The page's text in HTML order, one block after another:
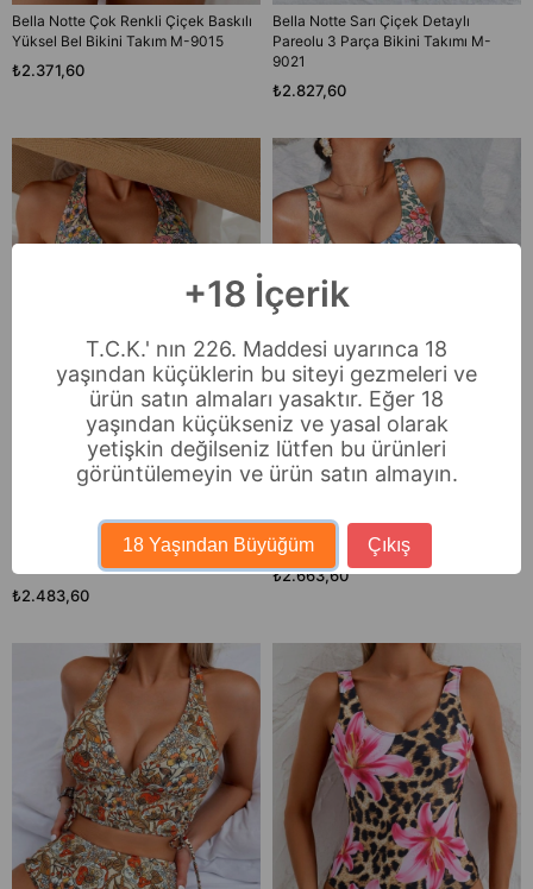
Bella Notte Çok Renkli Çiçek Baskılı
Yüksel Bel Bikini Takım M-9015
₺2.371,60
Bella Notte Sarı Çiçek Detaylı
Pareolu 3 Parça Bikini Takımı M-
9021
₺2.827,60
Bella Notte Çok Renkli Çiçek
Bahçesi Yüksel Bel Bikini Takım M-
9023
₺2.483,60
Bella Notte Çok Renkli Hibiskus
Desenli U Yaka Mayo M-9025
₺2.663,60
+18 İçerik
T.C.K.' nın 226. Maddesi uyarınca 18
yaşından küçüklerin bu siteyi gezmeleri ve
ürün satın almaları yasaktır. Eğer 18
yaşından küçükseniz ve yasal olarak
yetişkin değilseniz lütfen bu ürünleri
görüntülemeyin ve ürün satın almayın.
18 Yaşından Büyüğüm Çıkış